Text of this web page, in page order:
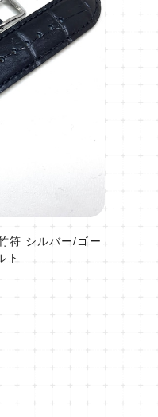
符 シルバー/ゴー
ト